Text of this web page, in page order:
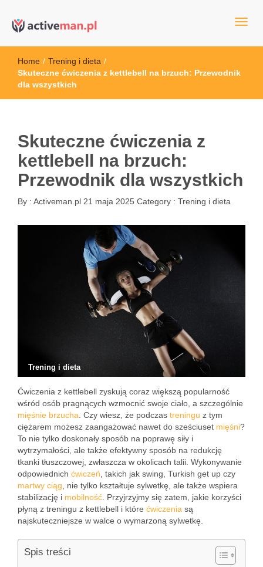
active man – sprzęt sportowy
sportowym
Home / Trening i dieta /
Skuteczne ćwiczenia z kettlebell na brzuch: Przewodnik
dla wszystkich
Skuteczne ćwiczenia z
kettlebell na brzuch:
Przewodnik dla wszystkich
By : Activeman.pl 21 maja 2025 Category : Trening i dieta
Trening i dieta
Ćwiczenia z kettlebell zyskują coraz większą popularność
wśród osób pragnących wzmocnić swoje ciało, a szczególnie
mięśnie brzucha . Czy wiesz, że podczas treningu z tym
ciężarem możesz zaangażować nawet do sześciuset mięśni?
To nie tylko doskonały sposób na poprawę siły i
wytrzymałości, ale także efektywny sposób na redukcję
tkanki tłuszczowej, zwłaszcza w okolicach talii. Wykonywanie
odpowiednich ćwiczeń , takich jak swing, Turkish get up czy
martwy ciąg , nie tylko kształtuje sylwetkę, ale także wspiera
stabilizację i mobilność . Przyjrzyjmy się zatem, jakie korzyści
płyną z treningu z kettlebell i które ćwiczenia są
najskuteczniejsze w walce o wymarzoną sylwetkę.
Spis treści